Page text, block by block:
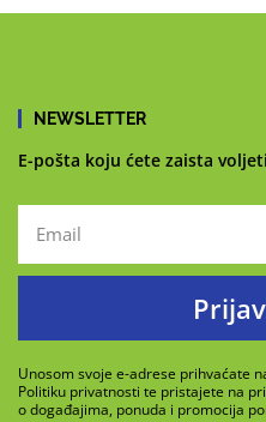
NEWSLETTER
E-pošta koju ćete zaista
Unosom svoje e-adrese prihvaćate
Politiku privatnosti te pristajete na
o događajima, ponuda i promocija